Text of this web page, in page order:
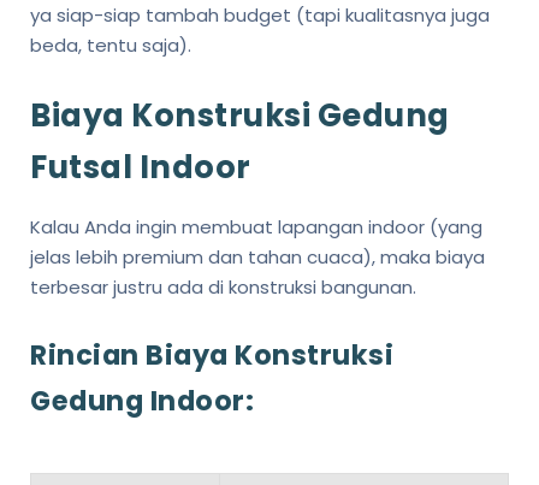
ya siap-siap tambah budget (tapi kualitasnya juga
beda, tentu saja).
Biaya Konstruksi Gedung
Futsal Indoor
Kalau Anda ingin membuat lapangan indoor (yang
jelas lebih premium dan tahan cuaca), maka biaya
terbesar justru ada di konstruksi bangunan.
Rincian Biaya Konstruksi
Gedung Indoor: